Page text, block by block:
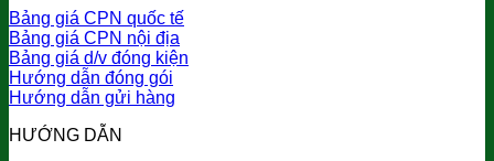
Bảng giá CPN quốc tế
Bảng giá CPN nội địa
Bảng giá d/v đóng kiện
Hướng dẫn đóng gói
Hướng dẫn gửi hàng
HƯỚNG DẪN